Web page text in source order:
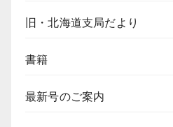
旧・北海道支局だより
書籍
最新号のご案内